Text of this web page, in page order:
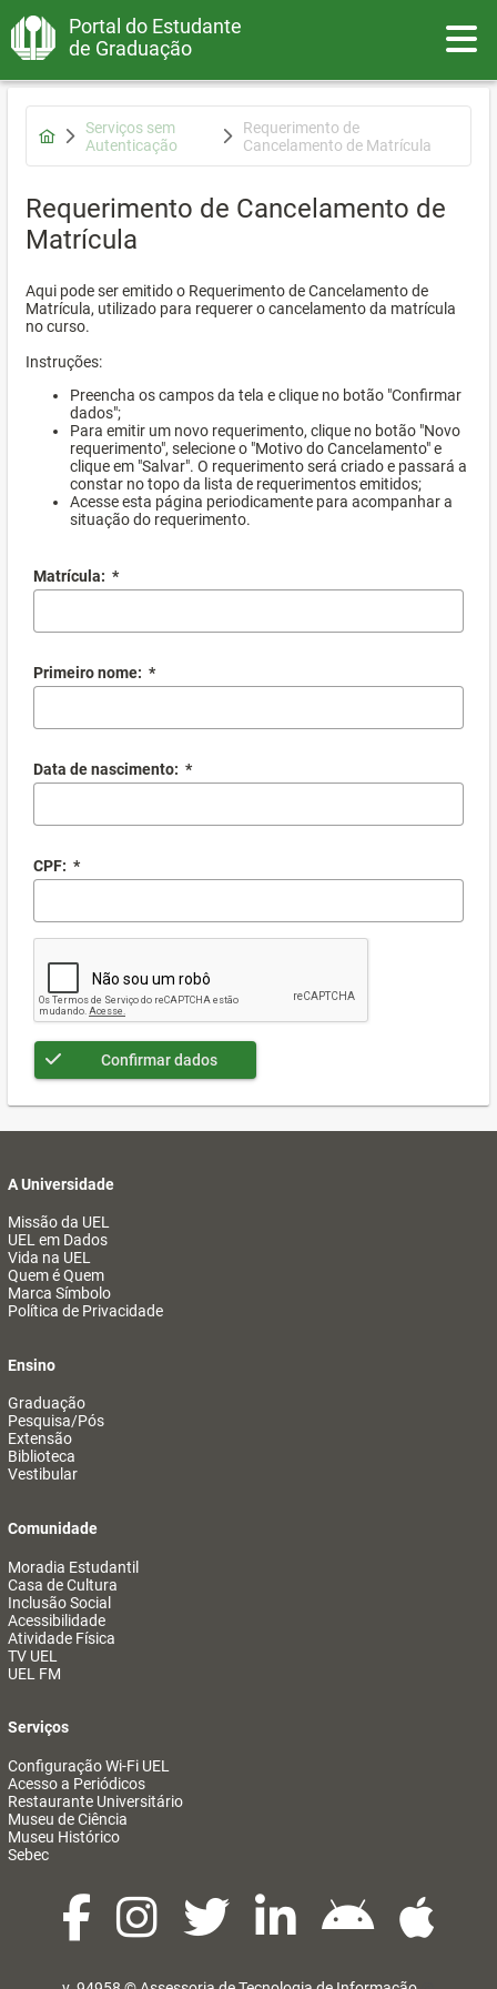
Portal do Estudante
de Graduação
Serviços sem
Autenticação
Requerimento de
Cancelamento de Matrícula
Requerimento de Cancelamento de
Matrícula
Aqui pode ser emitido o Requerimento de Cancelamento de
Matrícula, utilizado para requerer o cancelamento da matrícula
no curso.
Instruções:
Preencha os campos da tela e clique no botão "Confirmar
dados";
Para emitir um novo requerimento, clique no botão "Novo
requerimento", selecione o "Motivo do Cancelamento" e
clique em "Salvar". O requerimento será criado e passará a
constar no topo da lista de requerimentos emitidos;
Acesse esta página periodicamente para acompanhar a
situação do requerimento.
Matrícula: *
Primeiro nome: *
Data de nascimento: *
CPF: *
Confirmar dados
A Universidade
Missão da UEL
UEL em Dados
Vida na UEL
Quem é Quem
Marca Símbolo
Política de Privacidade
Ensino
Graduação
Pesquisa/Pós
Extensão
Biblioteca
Vestibular
Comunidade
Moradia Estudantil
Casa de Cultura
Inclusão Social
Acessibilidade
Atividade Física
TV UEL
UEL FM
Serviços
Configuração Wi-Fi UEL
Acesso a Periódicos
Restaurante Universitário
Museu de Ciência
Museu Histórico
Sebec